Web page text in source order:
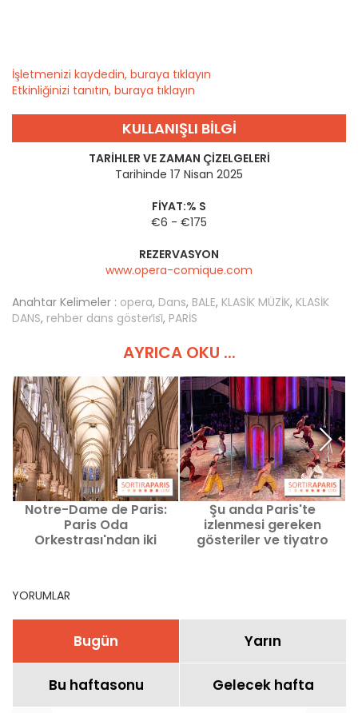
İşletmenizi kaydedin, buraya tıklayın
Etkinliğinizi tanıtın, buraya tıklayın
KULLANIŞLI BILGI
TARIHLER VE ZAMAN ÇIZELGELERI
Tarihinde 17 Nisan 2025
FIYAT:% S
€6 - €175
REZERVASYON
www.opera-comique.com
Anahtar Kelimeler : opera, Dans, BALE, KLASİK MÜZİK, KLASİK
DANS, rehber dans gösteri̇si̇, PARİS
AYRICA OKU ...
Notre-Dame de Paris:
Paris Oda
Orkestrası'ndan iki
Şu anda Paris'te
izlenmesi gereken
gösteriler ve tiyatro
YORUMLAR
Bugün Yarın
Bu haftasonu Gelecek hafta